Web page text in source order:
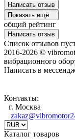
Написать отзыв
Показать ещё
общий рейтинг
Написать отзыв
Список отзывов
2016-2026 ©
вибрационного
Написать в
Контакты:
г. Москва
Каталог товаров